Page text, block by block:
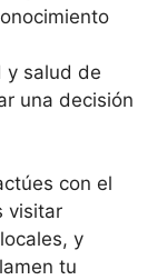
y salud de
una decisión
con el
visitar
y
tu